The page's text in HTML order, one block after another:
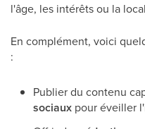
l'âge, les intérêts ou la
En complément, voici
:
Publier du contenu
sociaux pour éveiller